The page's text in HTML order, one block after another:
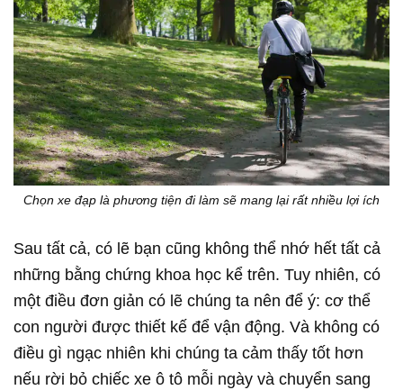
Chọn xe đạp là phương tiện đi làm sẽ mang lại rất nhiều lợi ích
Sau tất cả, có lẽ bạn cũng không thể nhớ hết tất cả
những bằng chứng khoa học kể trên. Tuy nhiên, có
một điều đơn giản có lẽ chúng ta nên để ý: cơ thể
con người được thiết kế để vận động. Và không có
điều gì ngạc nhiên khi chúng ta cảm thấy tốt hơn
nếu rời bỏ chiếc xe ô tô mỗi ngày và chuyển sang